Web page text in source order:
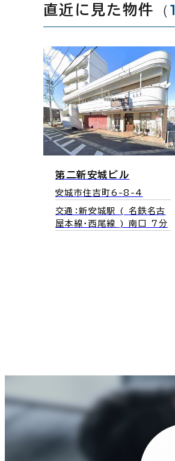
直近に見た物件 （1
第二新安城ビル
安城市住吉町6-8-4
交通：新安城駅 ( 名鉄名古
屋本線･西尾線 ) 南口 7分